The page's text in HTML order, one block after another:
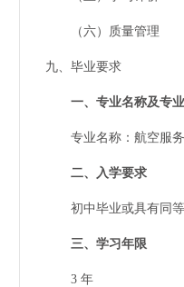
（六）质量管理
九、毕业要求
一、专业名称及专业
专业名称：航空服务
二、入学要求
初中毕业或具有同等
三、学习年限
3 年